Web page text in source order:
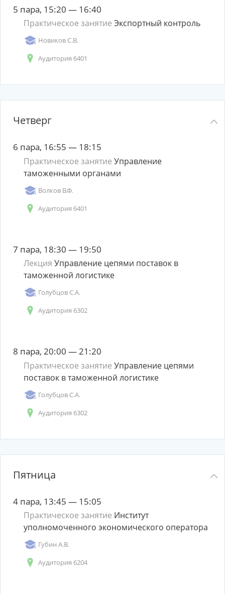
5 пара, 15:20 — 16:40
Практическое занятие Экспортный контроль
Новиков С.В.
Аудитория 6401
Четверг
6 пара, 16:55 — 18:15
Практическое занятие Управление
таможенными органами
Волков В.Ф.
Аудитория 6401
7 пара, 18:30 — 19:50
Лекция Управление цепями поставок в
таможенной логистике
Голубцов С.А.
Аудитория 6302
8 пара, 20:00 — 21:20
Практическое занятие Управление цепями
поставок в таможенной логистике
Голубцов С.А.
Аудитория 6302
Пятница
4 пара, 13:45 — 15:05
Практическое занятие Институт
уполномоченного экономического оператора
Губин А.В.
Аудитория 6204